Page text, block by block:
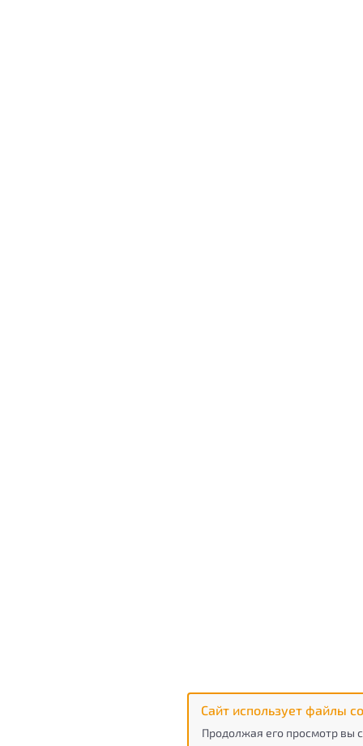
Сайт использует файлы
Продолжая его просмотр вы